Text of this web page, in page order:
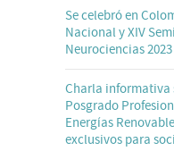
Se celebró en
Nacional y XIV
Neurociencias 2023
Charla informativa
Posgrado
Energías
exclusivos para